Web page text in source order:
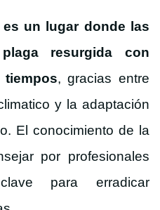
un lugar donde las
resurgida con
, gracias entre
y la adaptación
El conocimiento de la
por profesionales
para erradicar